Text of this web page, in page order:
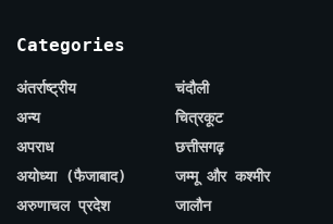
Categories
अंतर्राष्ट्रीय
अन्य
अपराध
अयोध्या (फैजाबाद)
अरुणाचल प्रदेश
चंदौली
चित्रकूट
छत्तीसगढ़
जम्मू और कश्मीर
जालौन